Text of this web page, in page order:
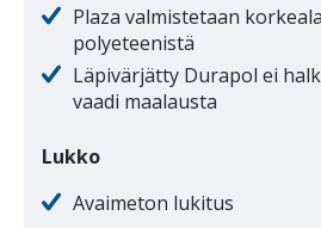
Plaza valmistetaan
polyeteenistä
Läpivärjätty Durapol ei
vaadi maalausta
Lukko
Avaimeton lukitus